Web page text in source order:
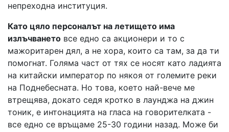
непреходна институция.
Като цяло персоналът на летището има
излъчването все едно са акционери и то с
мажоритарен дял, а не хора, които са там, за да ти
помогнат. Голяма част от тях се носят като ладията
на китайски император по някоя от големите реки
на Поднебесната. Но това, което най-вече ме
втрещява, докато седя кротко в лаунджа на джин
тоник, е интонацията на гласа на говорителката -
все едно се връщаме 25-30 години назад. Може би